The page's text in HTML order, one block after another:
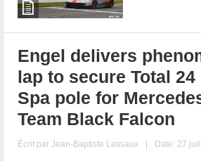
Engel delivers
lap to secure Total
Spa pole for
Team Black Falcon
Écrit parJean-Baptiste Lassaux | Date: 27